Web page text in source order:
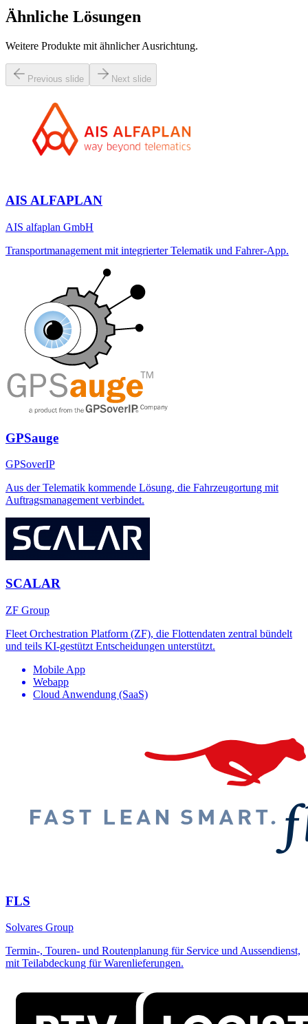
Ähnliche Lösungen
Weitere Produkte mit ähnlicher Ausrichtung.
Previous slide Next slide
AIS ALFAPLAN
AIS alfaplan GmbH
Transportmanagement mit integrierter Telematik und Fahrer-App.
GPSauge
GPSoverIP
Aus der Telematik kommende Lösung, die Fahrzeugortung mit
Auftragsmanagement verbindet.
SCALAR
ZF Group
Fleet Orchestration Platform (ZF), die Flottendaten zentral bündelt
und teils KI-gestützt Entscheidungen unterstützt.
Mobile App
Webapp
Cloud Anwendung (SaaS)
FLS
Solvares Group
Termin-, Touren- und Routenplanung für Service und Aussendienst,
mit Teilabdeckung für Warenlieferungen.